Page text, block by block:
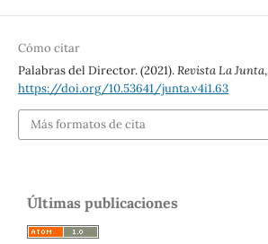
Cómo citar
Palabras del Director. (2021).Revista La Junta,
https://doi.org/10.53641/junta.v4i1.63
Más formatos de cita
Últimas publicaciones